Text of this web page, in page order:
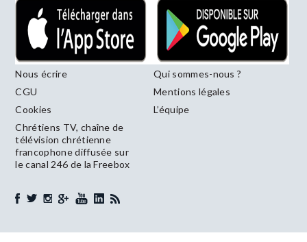
Nous écrire
Qui sommes-nous ?
CGU
Mentions légales
Cookies
L’équipe
Chrétiens TV, chaîne de
télévision chrétienne
francophone diffusée sur
le canal 246 de la Freebox